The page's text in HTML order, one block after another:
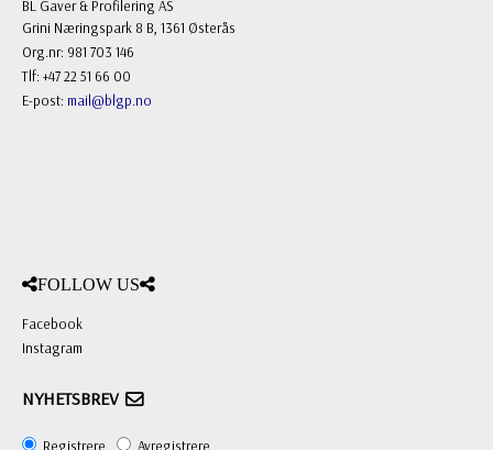
BL Gaver & Profilering AS
Grini Næringspark 8 B, 1361 Østerås
Org.nr: 981 703 146
Tlf: +47 22 51 66 00
E-post: mail@blgp.no
FOLLOW US
Facebook
Instagram
NYHETSBREV
Registrere Avregistrere